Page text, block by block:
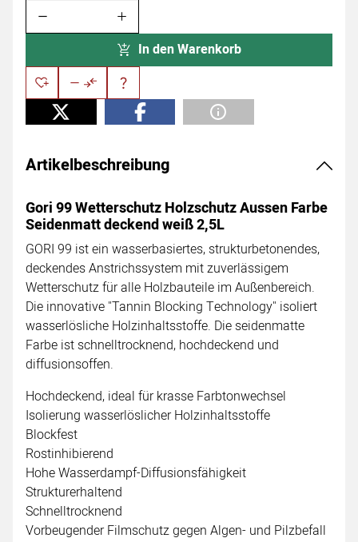
In den Warenkorb
Artikelbeschreibung
Gori 99 Wetterschutz Holzschutz Aussen Farbe
Seidenmatt deckend weiß 2,5L
GORI 99 ist ein wasserbasiertes, strukturbetonendes,
deckendes Anstrichssystem mit zuverlässigem
Wetterschutz für alle Holzbauteile im Außenbereich.
Die innovative "Tannin Blocking Technology" isoliert
wasserlösliche Holzinhaltsstoffe. Die seidenmatte
Farbe ist schnelltrocknend, hochdeckend und
diffusionsoffen.
Hochdeckend, ideal für krasse Farbtonwechsel
Isolierung wasserlöslicher Holzinhaltsstoffe
Blockfest
Rostinhibierend
Hohe Wasserdampf-Diffusionsfähigkeit
Strukturerhaltend
Schnelltrocknend
Vorbeugender Filmschutz gegen Algen- und Pilzbefall